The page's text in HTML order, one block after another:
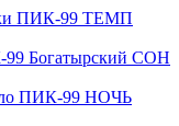
ПИК-99 ТЕМП
Богатырский СОН
ПИК-99 НОЧЬ